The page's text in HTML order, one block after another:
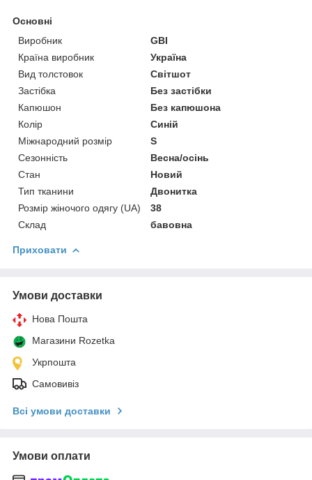
Основні
Виробник
GBI
Країна виробник
Україна
Вид толстовок
Світшот
Застібка
Без застібки
Капюшон
Без капюшона
Колір
Синій
Міжнародний розмір
S
Сезонність
Весна/осінь
Стан
Новий
Тип тканини
Двонитка
Розмір жіночого одягу (UA)
38
Склад
бавовна
Приховати
Умови доставки
Нова Пошта
Магазини Rozetka
Укрпошта
Самовивіз
Всі умови доставки
Умови оплати